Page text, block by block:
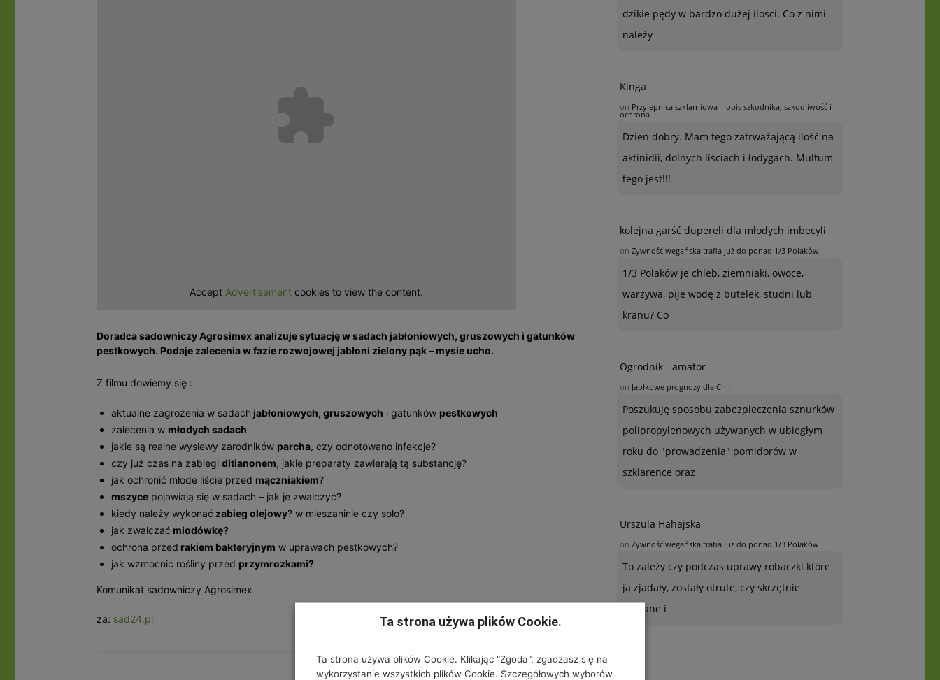
Accept Advertisement cookies to view the content.
Doradca sadowniczy Agrosimex analizuje sytuację w sadach jabłoniowych, gruszowych i gatunków
pestkowych. Podaje zalecenia w fazie rozwojowej jabłoni zielony pąk – mysie ucho.
Z filmu dowiemy się :
aktualne zagrożenia w sadach jabłoniowych, gruszowych i gatunków pestkowych
zalecenia w młodych sadach
jakie są realne wysiewy zarodników parcha, czy odnotowano infekcje?
czy już czas na zabiegi ditianonem, jakie preparaty zawierają tą substancję?
jak ochronić młode liście przed mączniakiem?
mszyce pojawiają się w sadach – jak je zwalczyć?
kiedy należy wykonać zabieg olejowy? w mieszaninie czy solo?
jak zwalczać miodówkę?
ochrona przed rakiem bakteryjnym w uprawach pestkowych?
jak wzmocnić rośliny przed przymrozkami?
Komunikat sadowniczy Agrosimex
za: sad24.pl
dzikie pędy w bardzo dużej ilości. Co z nimi
należy
Kinga
on Przylepnica szklarniowa – opis szkodnika, szkodliwość i
ochrona
Dzień dobry. Mam tego zatrważającą ilość na
aktinidii, dolnych liściach i łodygach. Multum
tego jest!!!
kolejna garść dupereli dla młodych imbecyli
on Żywność wegańska trafia już do ponad 1/3 Polaków
1/3 Polaków je chleb, ziemniaki, owoce,
warzywa, pije wodę z butelek, studni lub
kranu? Co
Ogrodnik - amator
on Jabłkowe prognozy dla Chin
Poszukuję sposobu zabezpieczenia sznurków
polipropylenowych używanych w ubiegłym
roku do "prowadzenia" pomidorów w
szklarence oraz
Urszula Hahajska
on Żywność wegańska trafia już do ponad 1/3 Polaków
To zależy czy podczas uprawy robaczki które
ją zjadały, zostały otrute, czy skrzętnie
zebrane i
Ta strona używa plików Cookie.
Ta strona używa plików Cookie. Klikając "Zgoda", zgadzasz się na
wykorzystanie wszystkich plików Cookie. Szczegółowych wyborów